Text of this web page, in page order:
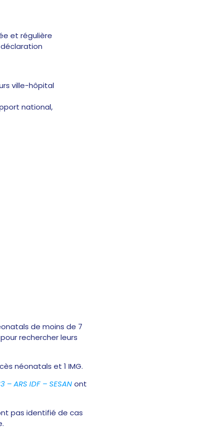
et régulière
ville-hôpital
national,
de moins de 7
rechercher leurs
néonatals et 1 IMG.
– ARS IDF – SESANont
pas identifié de cas